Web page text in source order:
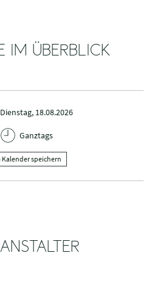
IM ÜBERBLICK
Dienstag, 18.08.2026
Ganztags
Kalender speichern